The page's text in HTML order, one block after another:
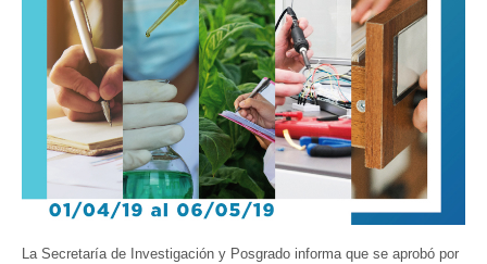
La Secretaría de Investigación y Posgrado informa que se aprobó por